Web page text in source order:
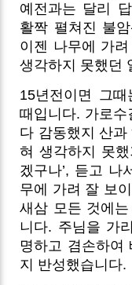
예전과는 달리
활짝 펼쳐진 불
이젠 나무에 가
생각하지 못했던
15년전이면 그
때입니다. 가로
다 감동했지 산
혀 생각하지 못
겠구나’, 듣고 나
무에 가려 잘 보
새삼 모든 것에
니다. 주님을 가
명하고 겸손하여
지 반성했습니다.